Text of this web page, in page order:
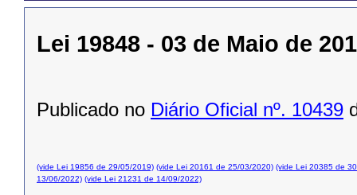
Lei 19848 - 03 de Maio de
Publicado no Diário Oficial nº. 10439
(vide Lei 19856 de 29/05/2019) (vide Lei 20161 de 25/03/2020) (vide Lei 20385 de
13/06/2022) (vide Lei 21231 de 14/09/2022)